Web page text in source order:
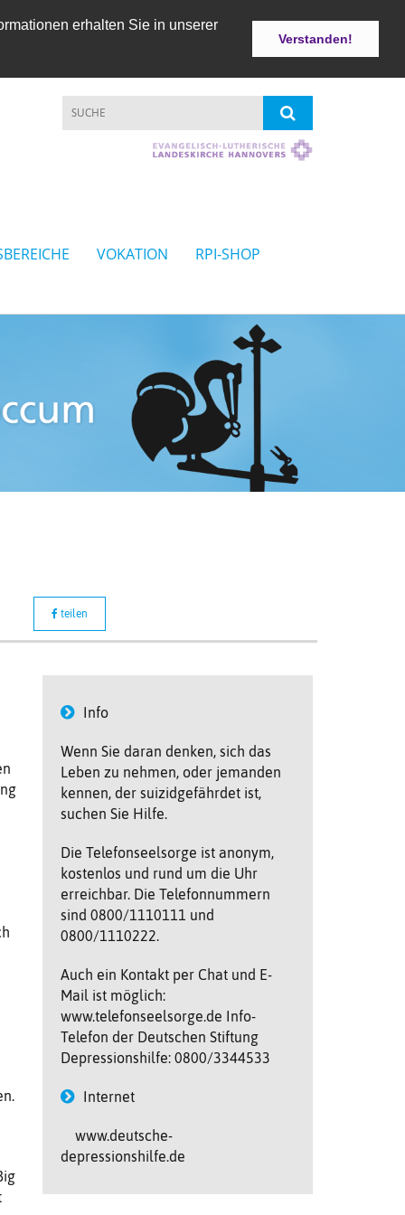
erhalten Sie in unserer
Verstanden!
VOKATION RPI-SHOP
teilen
Info
Wenn Sie daran denken, sich das
Leben zu nehmen, oder jemanden
kennen, der suizidgefährdet ist,
suchen Sie Hilfe.
Die Telefonseelsorge ist anonym,
kostenlos und rund um die Uhr
erreichbar. Die Telefonnummern
sind 0800/1110111 und
0800/1110222.
Auch ein Kontakt per Chat und E-
Mail ist möglich:
www.telefonseelsorge.de Info-
Telefon der Deutschen Stiftung
Depressionshilfe: 0800/3344533
Internet
www.deutsche-
depressionshilfe.de